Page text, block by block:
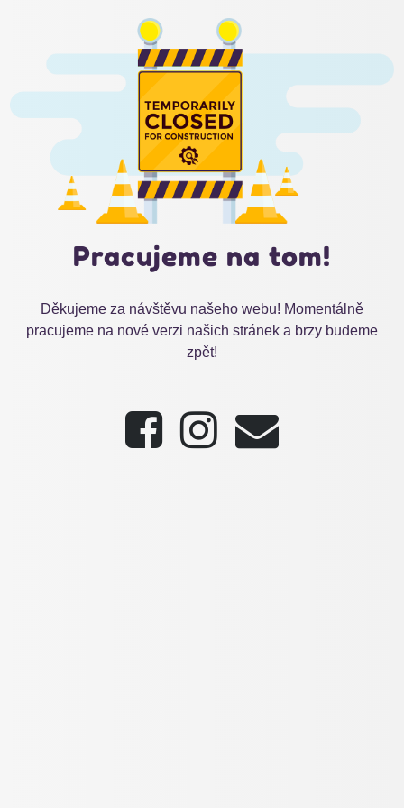
Pracujeme na tom!
Děkujeme za návštěvu našeho webu! Momentálně
pracujeme na nové verzi našich stránek a brzy budeme
zpět!